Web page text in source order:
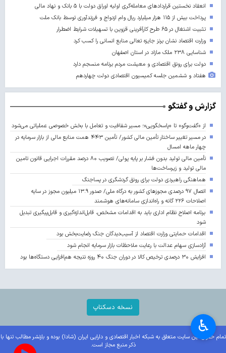
انعقاد نخستین قراردادهای معامله‌گری اولیه اوراق دولت با ۵ بانک و نهاد مالی
پرداخت بیش از ۱۱۵ هزار میلیارد ریال وام ازدواج و فرزندآوری توسط بانک ملت
تثبیت اشتغال در ۶۵ طرح کارآفرینی قزوین با تسهیلات شرایط اضطرار
وزارت اقتصاد نشان برنز جایزه تعالی منابع انسانی را کسب کرد
شناسایی ۲۳۸ ملک مازاد در استان اصفهان
دولت برای رونق اقتصادی و معیشت مردم برنامه منسجم دارد
هفتاد و ششمین جلسه کمیسیون اقتصادی دولت چهاردهم
گزارش و گفتگو
از «گفت‌وگو» تا «پاسخگویی»؛ مسیر شفافیت و تعامل با بخش خصوصی عملیاتی می‌شود
در مسیر تغییر ساختار تأمین مالی کشور/ تأمین ۴۴۳ همت منابع مالی از بازار سرمایه در
چهار ماهه امسال
تأمین مالی تولید بدون فشار بر پایه پولی/ تصویب ۸۰ درصد مقررات اجرایی قانون تامین
مالی تولید و زیرساخت‌ها
هماهنگی راهبردی دولت برای رونق گردشگری در پساجنگ
اتصال ۹۷ درصدی مجوزهای کشور به درگاه ملی/ صدور ۱۳.۹ میلیون مجوز در سایه
اصلاحات ۲۲۶ گانه و راه‌اندازی سامانه‌های هوشمند
برنامه اصلاح نظام اداری باید به اقدامات مشخص، قابل‌اندازه‌گیری و قابل‌پیگیری تبدیل
شود
اقدامات حمایتی وزارت اقتصاد از آسیب‌دیدگان جنگ رضایت‌بخش بود
آزادسازی سهام عدالت با رعایت ملاحظات بازار سرمایه انجام شود
افزایش ۳۰ درصدی ترخیص کالا در دوران جنگ ۴۰ روزه نتیجه هم‌افزایی دستگاه‌ها بود
نسخه دسکتاپ
تمام حقوق این سایت متعلق به شبکه اخبار اقتصادی و دارایی ایران (شادا) بوده و بازنشر مطالب تنها با
ذکر منبع مجاز است.
♿︎